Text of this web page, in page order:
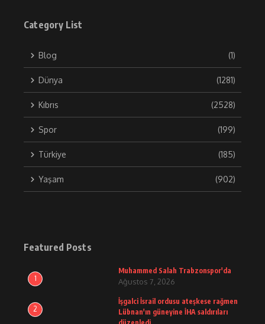
Category List
Blog (1)
Dünya (1281)
Kıbrıs (2528)
Spor (199)
Türkiye (185)
Yaşam (902)
Featured Posts
1
Muhammed Salah Trabzonspor'da
Ağustos 7, 2026
2
İşgalci İsrail ordusu ateşkese rağmen
Lübnan'ın güneyine İHA saldırıları